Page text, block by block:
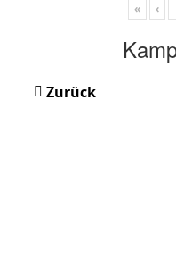
« ‹
Zurück